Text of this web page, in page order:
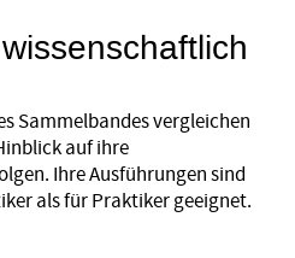
Sammelbandes vergleichen
auf ihre
Ihre Ausführungen sind
als für Praktiker geeignet.